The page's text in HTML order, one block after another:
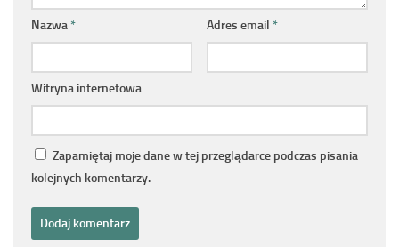
Nazwa * Adres email *
Witryna internetowa
Zapamiętaj moje dane w tej przeglądarce podczas pisania
kolejnych komentarzy.